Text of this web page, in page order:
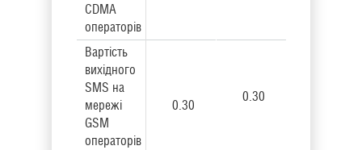
CDMA
операторів
Вартість
вихідного
SMS на
мережі
GSM
операторів
0.30
0.30